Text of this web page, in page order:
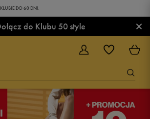
DO 60 DNI.
do Klubu 50 style ×